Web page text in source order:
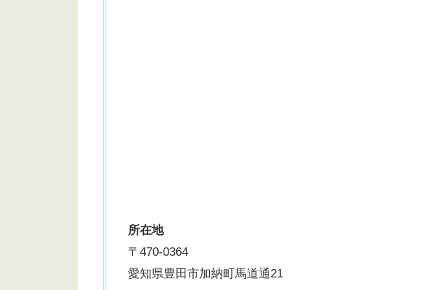
所在地
〒470-0364
愛知県豊田市加納町馬道通21